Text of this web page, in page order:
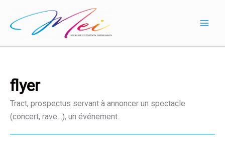
contenu
flyer
Tract, prospectus servant à annoncer un spectacle
(concert, rave…), un événement.